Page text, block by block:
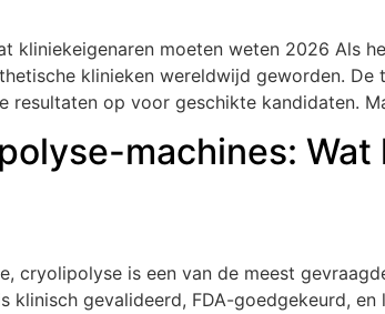
kliniekeigenaren moeten weten 2026 Als
klinieken wereldwijd geworden.
resultaten op voor geschikte kandidaten.
machines:
cryolipolyse is een van de meest
klinisch gevalideerd, FDA-goedgekeurd,